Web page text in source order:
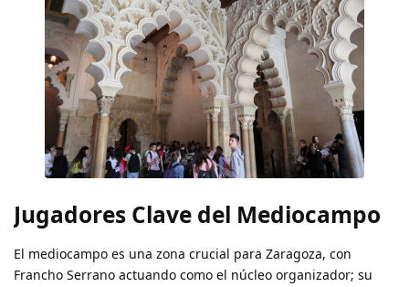
Jugadores Clave del Mediocampo
El mediocampo es una zona crucial para Zaragoza, con
Francho Serrano actuando como el núcleo organizador; su